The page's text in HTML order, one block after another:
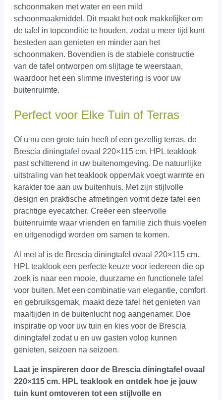
schoonmaken met water en een mild
schoonmaakmiddel. Dit maakt het ook makkelijker om
de tafel in topconditie te houden, zodat u meer tijd kunt
besteden aan genieten en minder aan het
schoonmaken. Bovendien is de stabiele constructie
van de tafel ontworpen om slijtage te weerstaan,
waardoor het een slimme investering is voor uw
buitenruimte.
Perfect voor Elke Tuin of Terras
Of u nu een grote tuin heeft of een gezellig terras, de
Brescia diningtafel ovaal 220×115 cm. HPL teaklook
past schitterend in uw buitenomgeving. De natuurlijke
uitstraling van het teaklook oppervlak voegt warmte en
karakter toe aan uw buitenhuis. Met zijn stijlvolle
design en praktische afmetingen vormt deze tafel een
prachtige eyecatcher. Creëer een sfeervolle
buitenruimte waar vrienden en familie zich thuis voelen
en uitgenodigd worden om samen te komen.
Al met al is de Brescia diningtafel ovaal 220×115 cm.
HPL teaklook een perfecte keuze voor iedereen die op
zoek is naar een mooie, duurzame en functionele tafel
voor buiten. Met een combinatie van elegantie, comfort
en gebruiksgemak, maakt deze tafel het genieten van
maaltijden in de buitenlucht nog aangenamer. Doe
inspiratie op voor uw tuin en kies voor de Brescia
diningtafel zodat u en uw gasten volop kunnen
genieten, seizoen na seizoen.
Laat je inspireren door de Brescia diningtafel ovaal
220×115 cm. HPL teaklook en ontdek hoe je jouw
tuin kunt omtoveren tot een stijlvolle en